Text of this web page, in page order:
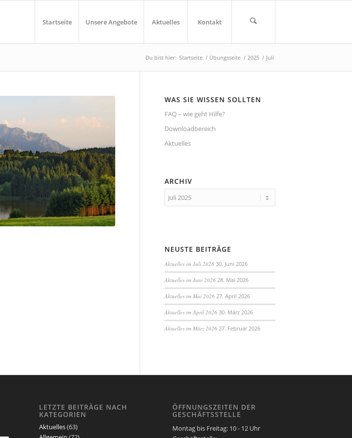
Startseite Unsere Angebote Aktuelles Kontakt
Du bist hier: Startseite / Übungsseite / 2025 / Juli
WAS SIE WISSEN SOLLTEN
FAQ – wie geht Hilfe?
Downloadbereich
Aktuelles
ARCHIV
NEUSTE BEITRÄGE
Aktuelles im Juli 2026 30. Juni 2026
Aktuelles im Juni 2026 28. Mai 2026
Aktuelles im Mai 2026 27. April 2026
Aktuelles im April 2026 30. März 2026
Aktuelles im März 2026 27. Februar 2026
LETZTE BEITRÄGE NACH
KATEGORIEN
Aktuelles(63)
ÖFFNUNGSZEITEN DER
GESCHÄFTSSTELLE
Montag bis Freitag: 10 - 12 Uhr